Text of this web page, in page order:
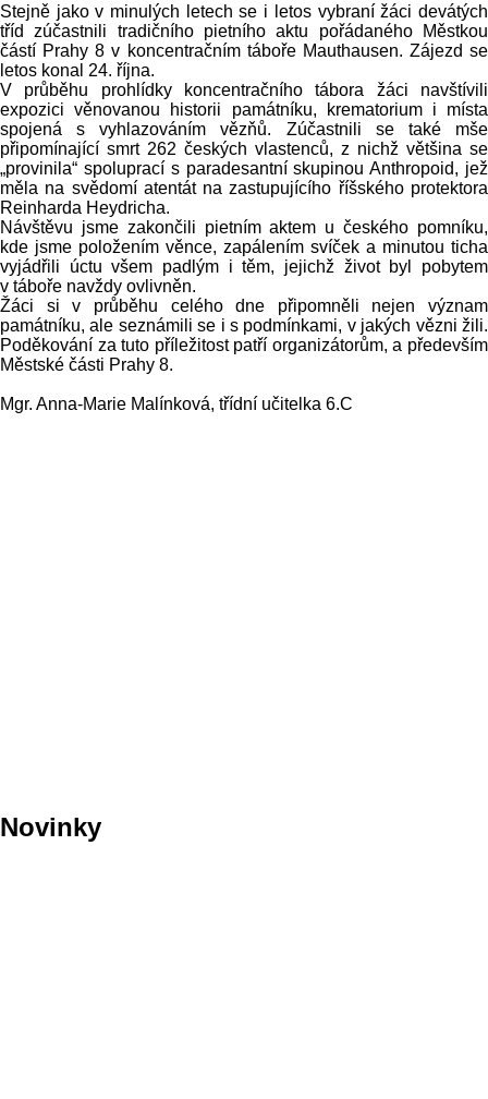
Stejně jako v minulých letech se i letos vybraní žáci devátých
tříd zúčastnili tradičního pietního aktu pořádaného Městkou
částí Prahy 8 v koncentračním táboře Mauthausen. Zájezd se
letos konal 24. října.
V průběhu prohlídky koncentračního tábora žáci navštívili
expozici věnovanou historii památníku, krematorium i místa
spojená s vyhlazováním vězňů. Zúčastnili se také mše
připomínající smrt 262 českých vlastenců, z nichž většina se
„provinila“ spoluprací s paradesantní skupinou Anthropoid, jež
měla na svědomí atentát na zastupujícího říšského protektora
Reinharda Heydricha.
Návštěvu jsme zakončili pietním aktem u českého pomníku,
kde jsme položením věnce, zapálením svíček a minutou ticha
vyjádřili úctu všem padlým i těm, jejichž život byl pobytem
v táboře navždy ovlivněn.
Žáci si v průběhu celého dne připomněli nejen význam
památníku, ale seznámili se i s podmínkami, v jakých vězni žili.
Poděkování za tuto příležitost patří organizátorům, a především
Městské části Prahy 8.
Mgr. Anna-Marie Malínková, třídní učitelka 6.C
Novinky